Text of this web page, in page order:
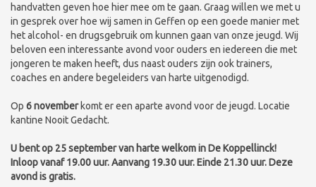
handvatten geven hoe hier mee om te gaan. Graag willen we met u
in gesprek over hoe wij samen in Geffen op een goede manier met
het alcohol- en drugsgebruik om kunnen gaan van onze jeugd. Wij
beloven een interessante avond voor ouders en iedereen die met
jongeren te maken heeft, dus naast ouders zijn ook trainers,
coaches en andere begeleiders van harte uitgenodigd.
Op 6 novemberkomt er een aparte avond voor de jeugd. Locatie
kantine Nooit Gedacht.
U bent op 25 september van harte welkom in De Koppellinck!
Inloop vanaf 19.00 uur. Aanvang 19.30 uur. Einde 21.30 uur. Deze
avond is gratis.